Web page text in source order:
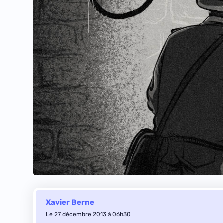
Xavier Berne
Le 27 décembre 2013 à 06h30